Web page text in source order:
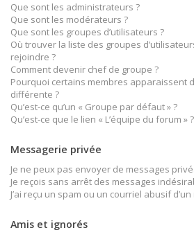
Que sont les administrateurs ?
Que sont les modérateurs ?
Que sont les groupes d’utilisateurs ?
Où trouver la liste des groupes
rejoindre ?
Comment devenir chef de groupe ?
Pourquoi certains membres apparaissent
différente ?
Qu’est-ce qu’un « Groupe par défaut » ?
Qu’est-ce que le lien « L’équipe du forum » ?
Messagerie privée
Je ne peux pas envoyer de messages
Je reçois sans arrêt des messages
J’ai reçu un spam ou un courriel abusif
Amis et ignorés